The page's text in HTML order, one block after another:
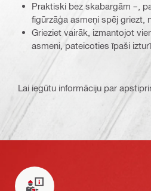
Praktiski bez skabargām –,
figūrzāģa asmeņi spēj griezt,
Grieziet vairāk, izmantojot
asmeni, pateicoties īpaši
Lai iegūtu informāciju par